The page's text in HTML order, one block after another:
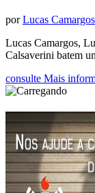
porLucas Camargos
Lucas Camargos,
Calsaverini batem
consulte Mais